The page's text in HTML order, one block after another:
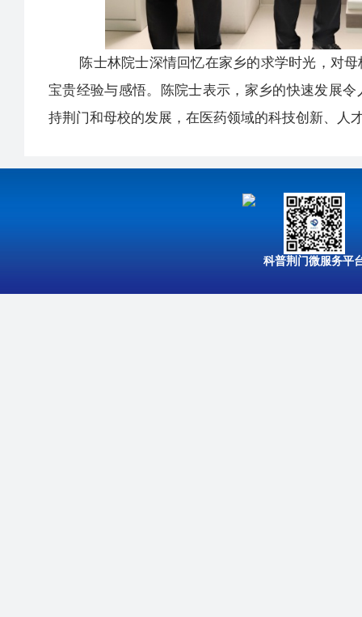
陈士林院士深情回忆在家乡的求学时光，对母
宝贵经验与感悟。陈院士表示，家乡的快速发展
持荆门和母校的发展，在医药领域的科技创新、人
科普荆门微服务平